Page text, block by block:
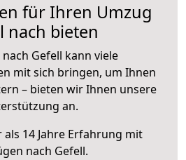
für Ihren Umzug
nach bieten
nach Gefell kann viele
mit sich bringen, um Ihnen
– bieten wir Ihnen unsere
an.
14 Jahre Erfahrung mit
nach Gefell.